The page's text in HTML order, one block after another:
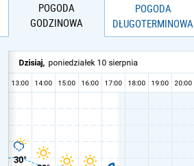
POGODA
GODZINOWA
POGODA
DŁUGOTERMINOWA